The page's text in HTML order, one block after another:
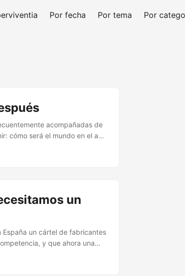
Por fecha Por tema Por
acompañadas de
cómo será el mundo en el año
ese género literario que
un
un cártel de fabricantes
y que ahora una
y partidos políticos están